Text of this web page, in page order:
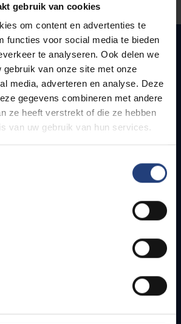
gebruik van cookies
om content en advertenties te
functies voor social media te bieden
te analyseren. Ook delen we
gebruik van onze site met onze
media, adverteren en analyse. Deze
gegevens combineren met andere
ze heeft verstrekt of die ze hebben
van uw gebruik van hun services.
to the VUB campuses